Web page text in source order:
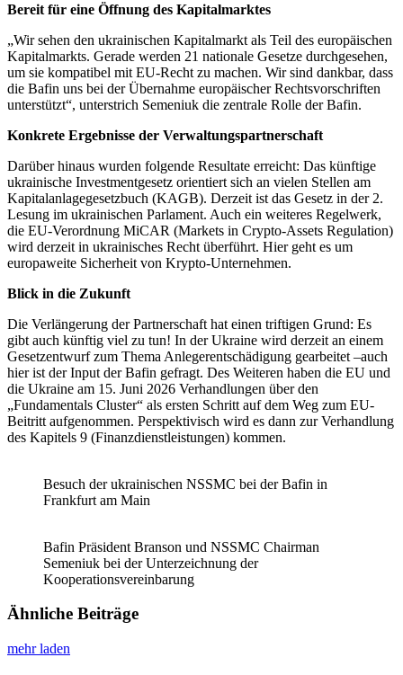
Bereit für eine Öffnung des Kapitalmarktes
„Wir sehen den ukrainischen Kapitalmarkt als Teil des europäischen
Kapitalmarkts. Gerade werden 21 nationale Gesetze durchgesehen,
um sie kompatibel mit EU-Recht zu machen. Wir sind dankbar, dass
die Bafin uns bei der Übernahme europäischer Rechtsvorschriften
unterstützt“, unterstrich Semeniuk die zentrale Rolle der Bafin.
Konkrete Ergebnisse der Verwaltungspartnerschaft
Darüber hinaus wurden folgende Resultate erreicht: Das künftige
ukrainische Investmentgesetz orientiert sich an vielen Stellen am
Kapitalanlagegesetzbuch (KAGB). Derzeit ist das Gesetz in der 2.
Lesung im ukrainischen Parlament. Auch ein weiteres Regelwerk,
die EU-Verordnung MiCAR (Markets in Crypto-Assets Regulation)
wird derzeit in ukrainisches Recht überführt. Hier geht es um
europaweite Sicherheit von Krypto-Unternehmen.
Blick in die Zukunft
Die Verlängerung der Partnerschaft hat einen triftigen Grund: Es
gibt auch künftig viel zu tun! In der Ukraine wird derzeit an einem
Gesetzentwurf zum Thema Anlegerentschädigung gearbeitet –auch
hier ist der Input der Bafin gefragt. Des Weiteren haben die EU und
die Ukraine am 15. Juni 2026 Verhandlungen über den
„Fundamentals Cluster“ als ersten Schritt auf dem Weg zum EU-
Beitritt aufgenommen. Perspektivisch wird es dann zur Verhandlung
des Kapitels 9 (Finanzdienstleistungen) kommen.
Besuch der ukrainischen NSSMC bei der Bafin in
Frankfurt am Main
Bafin Präsident Branson und NSSMC Chairman
Semeniuk bei der Unterzeichnung der
Kooperationsvereinbarung
Ähnliche Beiträge
mehr laden